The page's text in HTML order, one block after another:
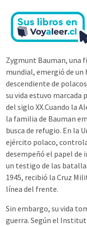
Zygmunt Bauman, una
mundial, emergió de
descendiente de
su vida estuvo
del siglo XX.Cuando la
la familia de Bauman
busca de refugio. En la
ejército polaco,
desempeñó el papel de
un testigo de las
1945, recibió la Cruz
línea del frente.
Sin embargo, su vida
guerra. Según el